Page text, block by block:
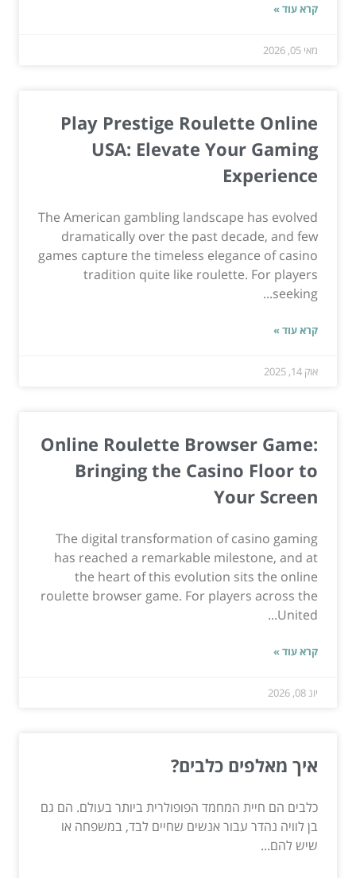
קרא עוד »
מאי 05, 2026
Play Prestige Roulette Online
USA: Elevate Your Gaming
Experience
The American gambling landscape has evolved
dramatically over the past decade, and few
games capture the timeless elegance of casino
tradition quite like roulette. For players
seeking...
קרא עוד »
אוק 14, 2025
Online Roulette Browser Game:
Bringing the Casino Floor to
Your Screen
The digital transformation of casino gaming
has reached a remarkable milestone, and at
the heart of this evolution sits the online
roulette browser game. For players across the
United...
קרא עוד »
יונ 08, 2026
איך מאלפים כלבים?
כלבים הם חיית המחמד הפופולרית ביותר בעולם. הם גם
בן לוויה נהדר עבור אנשים שחיים לבד, במשפחה או
שיש להם...